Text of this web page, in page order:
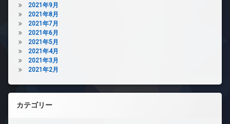
2021年9月
2021年8月
2021年7月
2021年6月
2021年5月
2021年4月
2021年3月
2021年2月
カテゴリー